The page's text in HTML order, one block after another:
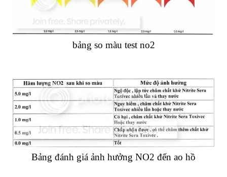
bảng so màu test no2
Bảng đánh giá ảnh hưởng NO2 đến ao hồ